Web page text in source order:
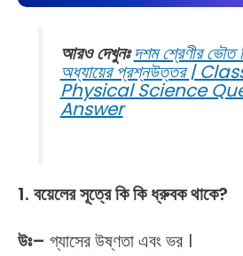
আরও দেখুনঃদশম শ্রেণীর ভৌত
অধ্যায়ের প্রশ্নউত্তর |
Physical Science
Answer
1. বয়েলের সূত্রে কি কি ধ্রুবক থাকে?
উঃ– গ্যাসের উষ্ণতা এবং ভর ।